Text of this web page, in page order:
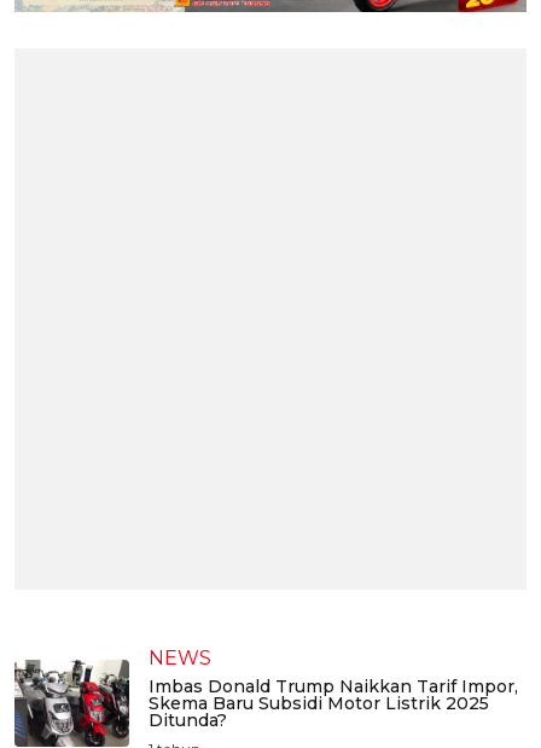
NEWS
Imbas Donald Trump Naikkan Tarif Impor,
Skema Baru Subsidi Motor Listrik 2025
Ditunda?